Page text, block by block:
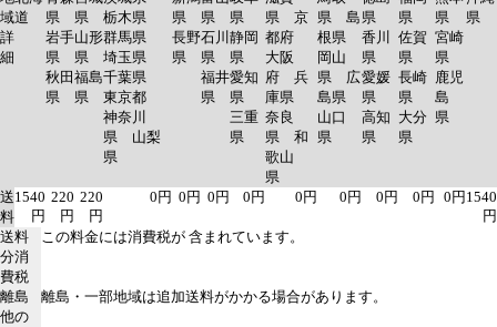
域
詳
細
道
県
岩手
県
秋田
県
県
山形
県
福島
県
栃木県
群馬県
埼玉県
千葉県
東京都
神奈川
県 山梨
県
県
長野
県
県
石川
県
福井
県
県
静岡
県
愛知
県
三重
県
県 京
都府
大阪
府 兵
庫県
奈良
県 和
歌山
県
県 島
根県
岡山
県 広
島県
山口
県
県
香川
県
愛媛
県
高知
県
県
佐賀
県
長崎
県
大分
県
県
宮崎
県
鹿児
島
県
県
送
料
1540
円
220
円
220
円
0円 0円 0円 0円 0円 0円 0円 0円 0円 1540
円
送料
分消
費税
この料金には消費税が 含まれています。
離島
他の
離島・一部地域は追加送料がかかる場合があります。